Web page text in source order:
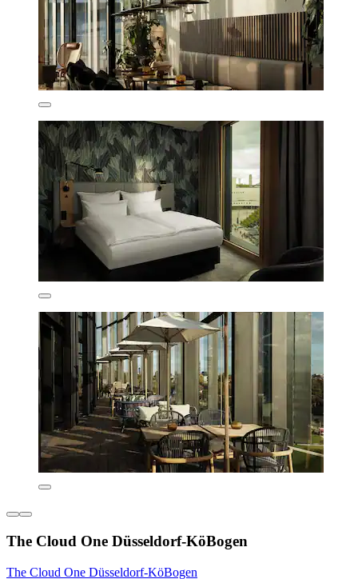
The Cloud One Düsseldorf-KöBogen
The Cloud One Düsseldorf-KöBogen